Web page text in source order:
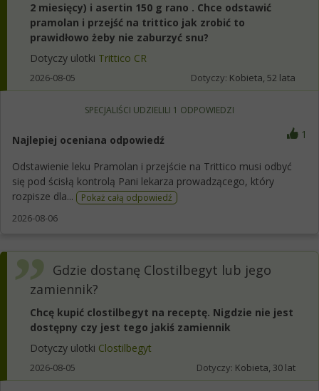
2 miesięcy) i asertin 150 g rano . Chce odstawić
pramolan i przejść na trittico jak zrobić to
prawidłowo żeby nie zaburzyć snu?
Dotyczy ulotki Trittico CR
2026-08-05 Dotyczy: Kobieta, 52 lata
SPECJALIŚCI UDZIELILI 1 ODPOWIEDZI
Najlepiej oceniana odpowiedź 1
Odstawienie leku Pramolan i przejście na Trittico musi odbyć
się pod ścisłą kontrolą Pani lekarza prowadzącego, który
rozpisze dla...
Pokaż całą odpowiedź
2026-08-06
Gdzie dostanę Clostilbegyt lub jego
zamiennik?
Chcę kupić clostilbegyt na receptę. Nigdzie nie jest
dostępny czy jest tego jakiś zamiennik
Dotyczy ulotki Clostilbegyt
2026-08-05 Dotyczy: Kobieta, 30 lat